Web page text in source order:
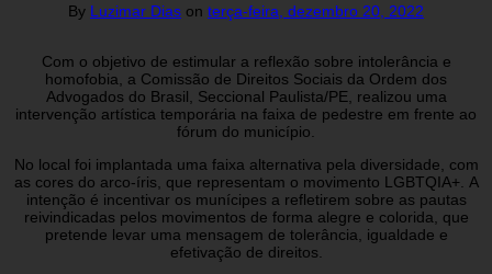
By Luzimar Dias on terça-feira, dezembro 20, 2022
Com o objetivo de estimular a reflexão sobre intolerância e
homofobia, a Comissão de Direitos Sociais da Ordem dos
Advogados do Brasil, Seccional Paulista/PE, realizou uma
intervenção artística temporária na faixa de pedestre em frente ao
fórum do município.
No local foi implantada uma faixa alternativa pela diversidade, com
as cores do arco-íris, que representam o movimento LGBTQIA+. A
intenção é incentivar os munícipes a refletirem sobre as pautas
reivindicadas pelos movimentos de forma alegre e colorida, que
pretende levar uma mensagem de tolerância, igualdade e
efetivação de direitos.